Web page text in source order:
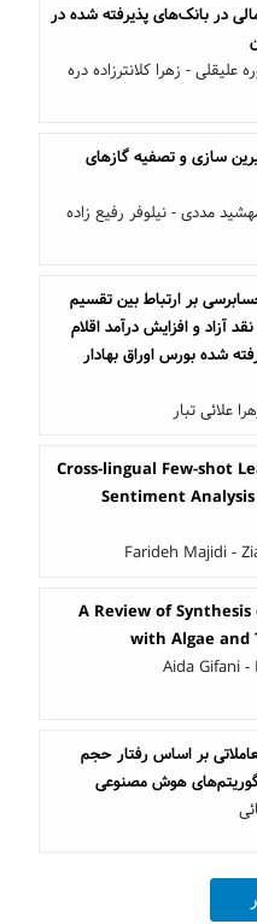
در بانک‌های پذیرفته شده در
- زهرا کلانترزاده دره
سازی و تصفیه گازهای
مددی - نیلوفر رفیع زاده
بر ارتباط بین تقسیم
آزاد و افزایش درآمد اقلام
شده بورس اوراق بهادار
علائی تبار
Cross-lingual Few-shot
Sentiment
Farideh Majidi -
A Review of Synthesis
with Algae and
Aida Gifani
بر اساس رفتار حجم
هوش مصنوعی